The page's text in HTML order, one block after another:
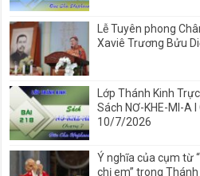
Lễ Tuyên phong
Xaviê Trương Bửu
Lớp Thánh Kinh
Sách NƠ-KHE-MI-A I
10/7/2026
Ý nghĩa của cụm từ
chị em” trong Thánh